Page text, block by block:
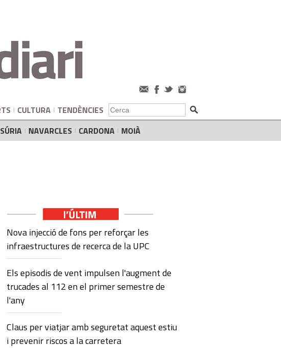
CULTURA TENDÈNCIES
SÚRIA NAVARCLES CARDONA MOIÀ
Nova injecció de fons per reforçar les
infraestructures de recerca de la UPC
Els episodis de vent impulsen l'augment de
trucades al 112 en el primer semestre de
l'any
Claus per viatjar amb seguretat aquest estiu
i prevenir riscos a la carretera